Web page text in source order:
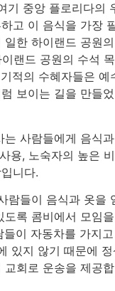
기 중앙 플로리다의
고 이 음식을 가장
한 하이랜드 공원
랜드 공원의 수석
적의 수혜자들은 예
보이는 길을 만들
사람들에게 음식
용, 노숙자의 높은
니다.
람들이 음식과 옷을
록 콤비에서 모임
이 자동차를 가지
있지 않기 때문에
회로 운송을 제공